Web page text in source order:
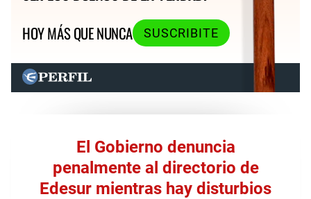
HOY MÁS QUE NUNCA
SUSCRIBITE
El Gobierno denuncia
penalmente al directorio de
Edesur mientras hay disturbios